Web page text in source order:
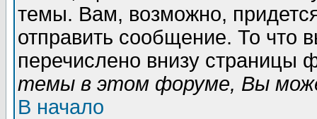
темы. Вам, возможно,
отправить сообщение. То что
перечислено внизу страницы
темы в этом форуме, Вы
В начало